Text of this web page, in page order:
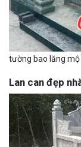
tường bao lăng
Lan can đẹp